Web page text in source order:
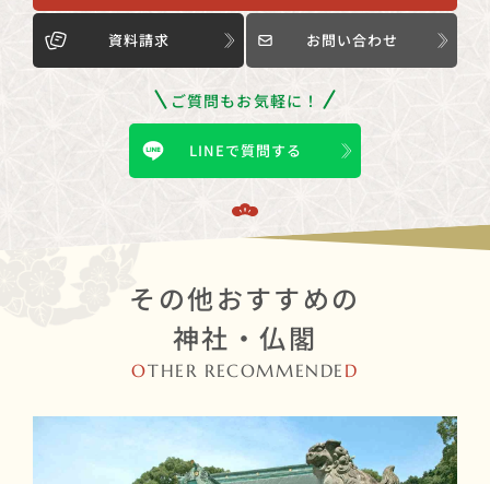
資料請求 お問い合わせ
ご質問もお気軽に！
LINEで質問する
その他おすすめの
神社・仏閣
OTHER RECOMMENDE D